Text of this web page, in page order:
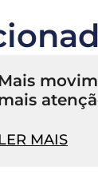
MAIS